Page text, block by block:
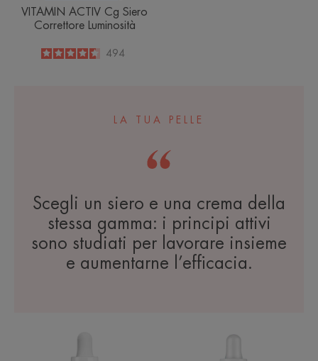
VITAMIN ACTIV Cg Siero
Correttore Luminosità
4.6
/
5
494
LA TUA PELLE
Scegli un siero e una crema della
stessa gamma: i principi attivi
sono studiati per lavorare insieme
e aumentarne l’efficacia.